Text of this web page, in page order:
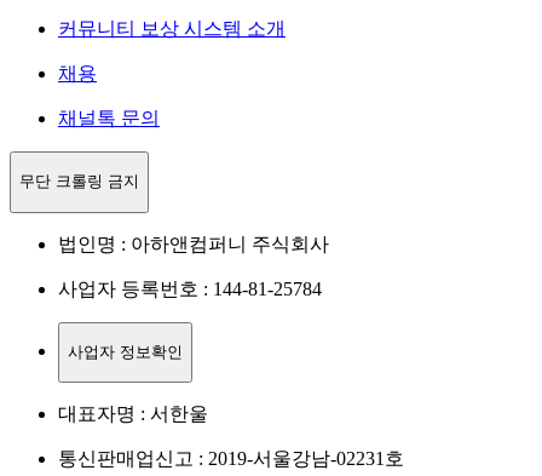
커뮤니티 보상 시스템 소개
채용
채널톡 문의
무단 크롤링 금지
법인명 : 아하앤컴퍼니 주식회사
사업자 등록번호 : 144-81-25784
사업자 정보확인
대표자명 : 서한울
통신판매업신고 : 2019-서울강남-02231호